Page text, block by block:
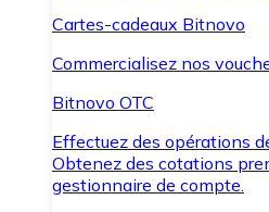
Cartes-cadeaux Bitnovo
Commercialisez nos
Bitnovo OTC
Effectuez des opérations
Obtenez des cotations
gestionnaire de compte.